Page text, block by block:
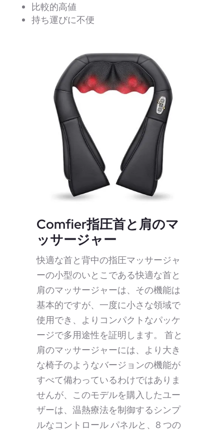
比較的高値
持ち運びに不便
Comfier指圧首と肩のマ
ッサージャー
快適な首と背中の指圧マッサージャ
ーの小型のいとこである快適な首と
肩のマッサージャーは、その機能は
基本的ですが、一度に小さな領域で
使用でき、よりコンパクトなパッケ
ージで多用途性を証明します。 首と
肩のマッサージャーには、より大き
な椅子のようなバージョンの機能が
すべて備わっているわけではありま
せんが、このモデルを購入したユー
ザーは、温熱療法を制御するシンプ
ルなコントロール パネルと、8 つの